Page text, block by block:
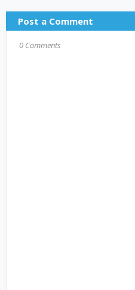
Post a Comment
0 Comments